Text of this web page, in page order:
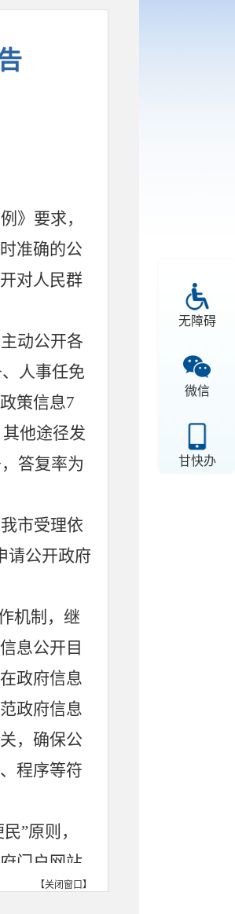
无障碍
微信
甘快办
》要求，
准确的公
对人民群
动公开各
人事任免
策信息7
他途径发
答复率为
我市受理依
请公开政府
机制，继
息公开目
政府信息
政府信息
，确保公
程序等符
”原则，
门户网站
要”、“重
【关闭窗口】